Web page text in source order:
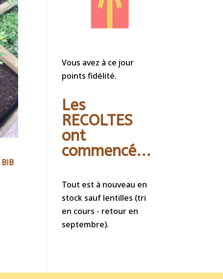
Vous avez à ce jour
points fidélité.
Les
RECOLTES
ont
commencé...
Tout est à nouveau en
stock sauf lentilles (tri
en cours - retour en
septembre).